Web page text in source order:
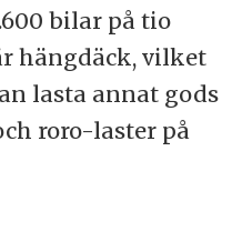
bilar på tio
hängdäck, vilket
lasta annat gods
roro-laster på